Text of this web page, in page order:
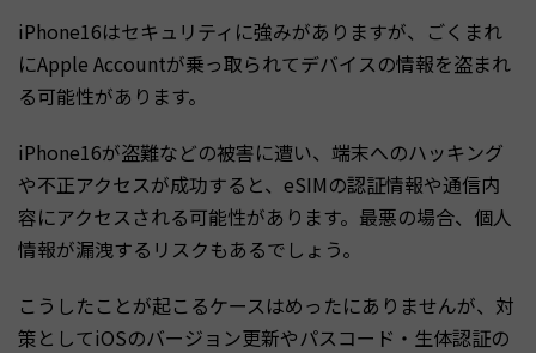
iPhone16はセキュリティに強みがありますが、ごくまれ
にApple Accountが乗っ取られてデバイスの情報を盗まれ
る可能性があります。
iPhone16が盗難などの被害に遭い、端末へのハッキング
や不正アクセスが成功すると、eSIMの認証情報や通信内
容にアクセスされる可能性があります。最悪の場合、個人
情報が漏洩するリスクもあるでしょう。
こうしたことが起こるケースはめったにありませんが、対
策としてiOSのバージョン更新やパスコード・生体認証の